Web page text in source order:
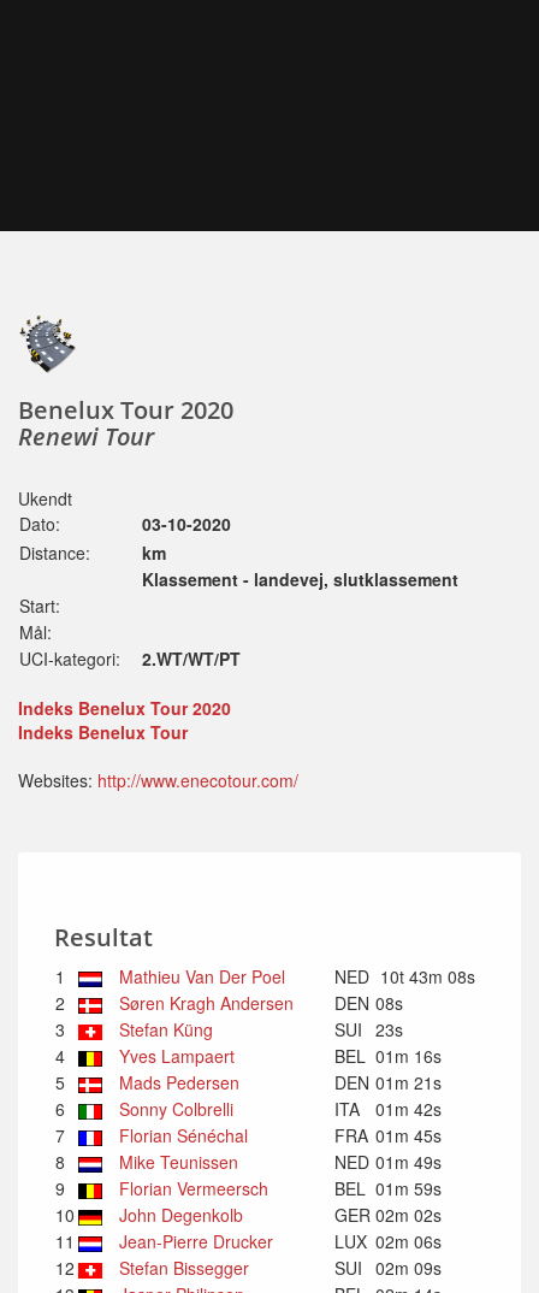
Benelux Tour 2020
Renewi Tour
Ukendt
Dato:
03-10-2020
Distance:
km
Klassement - landevej, slutklassement
Start:
Mål:
UCI-kategori:
2.WT/WT/PT
Indeks Benelux Tour 2020
Indeks Benelux Tour
Websites: http://www.enecotour.com/
Resultat
1 Mathieu Van Der Poel NED 10t 43m 08s
2
Søren Kragh Andersen DEN 08s
3
Stefan Küng SUI 23s
4
Yves Lampaert BEL 01m 16s
5
Mads Pedersen DEN 01m 21s
6
Sonny Colbrelli ITA
01m 42s
7
Florian Sénéchal FRA 01m 45s
8
Mike Teunissen NED 01m 49s
9
Florian Vermeersch BEL 01m 59s
10
John Degenkolb GER 02m 02s
11
Jean-Pierre Drucker LUX 02m 06s
12
Stefan Bissegger SUI 02m 09s